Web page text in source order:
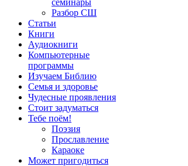
Разбор СШ
Статьи
Книги
Аудиокниги
Компьютерные
программы
Изучаем Библию
Семья и здоровье
Чудесные проявления
Стоит задуматься
Тебе поём!
Поэзия
Прославление
Караоке
Может пригодиться